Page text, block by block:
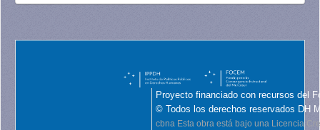
Proyecto financiado con recursos del
© Todos los derechos reservados DH
cbna Esta obra está bajo una Licencia